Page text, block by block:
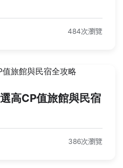
484次瀏覽
高CP值旅館與民宿
386次瀏覽